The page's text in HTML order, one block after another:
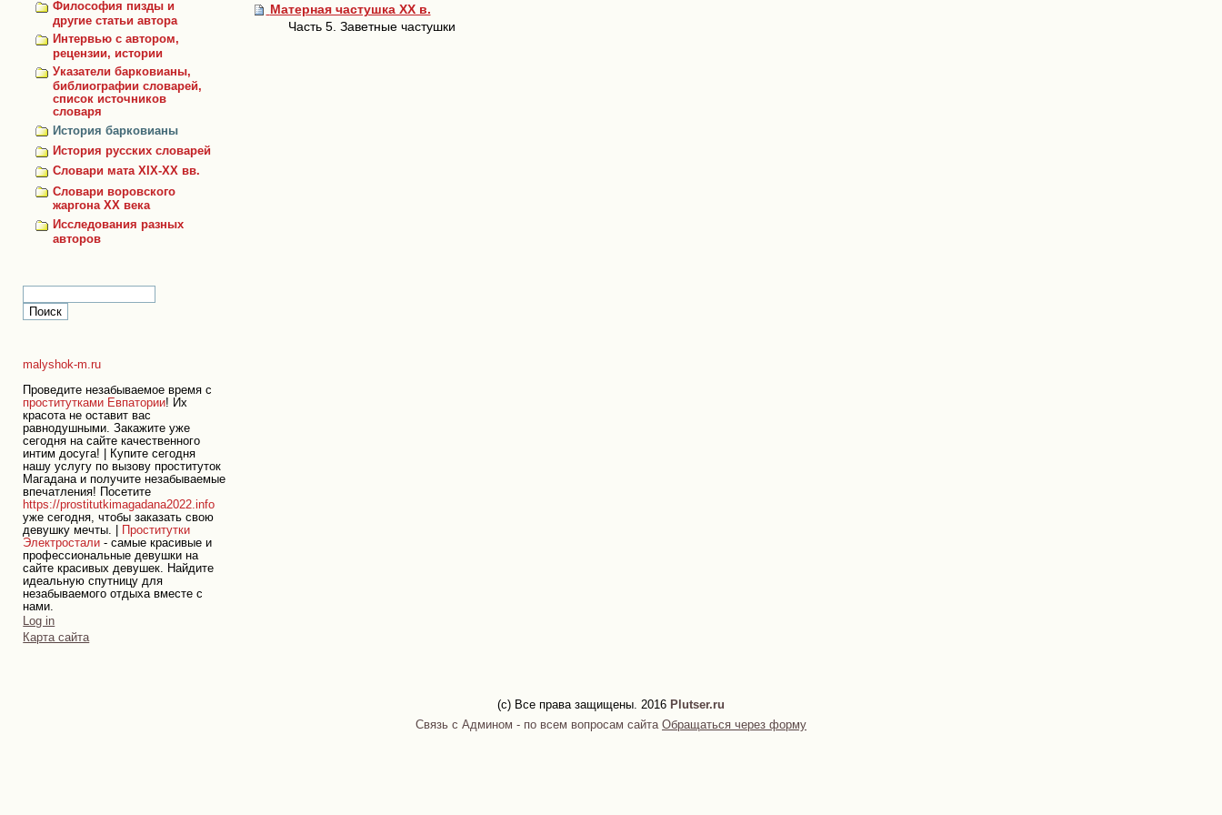
Философия пизды и
другие статьи автора
Интервью с автором,
рецензии, истории
Указатели барковианы,
библиографии словарей,
список источников
словаря
История барковианы
История русских словарей
Словари мата XIX-XX вв.
Словари воровского
жаргона ХХ века
Исследования разных
авторов
malyshok-m.ru
Проведите незабываемое время с
проститутками Евпатории! Их
красота не оставит вас
равнодушными. Закажите уже
сегодня на сайте качественного
интим досуга! | Купите сегодня
нашу услугу по вызову проституток
Магадана и получите незабываемые
впечатления! Посетите
https://prostitutkimagadana2022.info
уже сегодня, чтобы заказать свою
девушку мечты. |
Проститутки
Электростали - самые красивые и
профессиональные девушки на
сайте красивых девушек. Найдите
идеальную спутницу для
незабываемого отдыха вместе с
нами.
Personal
tools
Log in
Карта сайта
Матерная частушка XX в.
Часть 5. Заветные частушки
(c) Все права защищены. 2016 Plutser.ru
Связь с Админом - по всем вопросам сайта Обращаться через форму